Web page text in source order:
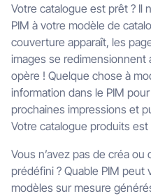
Votre catalogue est prêt ? Il
PIM à votre modèle de
couverture apparaît, les
images se redimensionnent
opère ! Quelque chose à
information dans le PIM
prochaines impressions et
Votre catalogue produits
Vous n’avez pas de créa
prédéfini ? Quable PIM peut
modèles sur mesure